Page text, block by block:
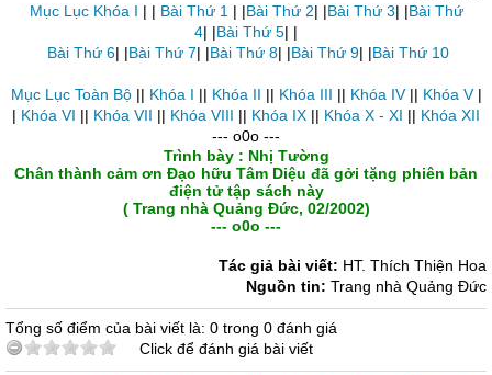
Mục Lục Khóa I | | Bài Thứ 1 | |Bài Thứ 2| |Bài Thứ 3| |Bài Thứ
4| |Bài Thứ 5| |
Bài Thứ 6| |Bài Thứ 7| |Bài Thứ 8| |Bài Thứ 9| |Bài Thứ 10
Mục Lục Toàn Bộ|| Khóa I || Khóa II || Khóa III || Khóa IV|| Khóa V|
| Khóa VI || Khóa VII || Khóa VIII || Khóa IX || Khóa X - XI || Khóa XII
--- o0o ---
Trình bày : Nhị Tường
Chân thành cảm ơn Đạo hữu Tâm Diệu đã gởi tặng phiên bản
điện tử tập sách này
( Trang nhà Quảng Đức, 02/2002)
--- o0o ---
Tác giả bài viết: HT. Thích Thiện Hoa
Nguồn tin: Trang nhà Quảng Đức
Tổng số điểm của bài viết là: 0 trong 0 đánh giá
Click để đánh giá bài viết